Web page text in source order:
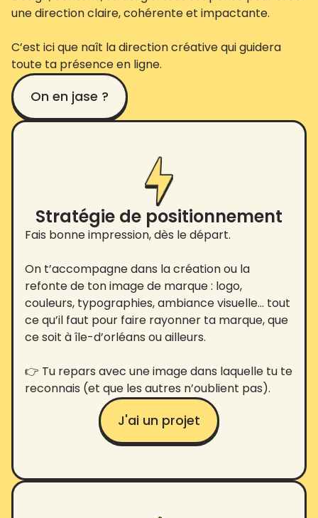
une direction claire, cohérente et impactante.
C’est ici que naît la direction créative qui guidera
toute ta présence en ligne.
On en jase ?
Stratégie de positionnement
Fais bonne impression, dès le départ.
On t’accompagne dans la création ou la
refonte de ton image de marque : logo,
couleurs, typographies, ambiance visuelle… tout
ce qu’il faut pour faire rayonner ta marque, que
ce soit à île-d’orléans ou ailleurs.
👉 Tu repars avec une image dans laquelle tu te
reconnais (et que les autres n’oublient pas).
J'ai un projet